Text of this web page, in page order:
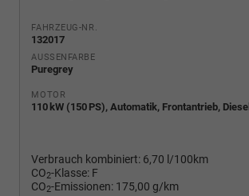
FAHRZEUG-NR.
132017
AUSSENFARBE
Puregrey
MOTOR
110 kW (150 PS), Automatik, Frontantrieb, Diesel
Verbrauch kombiniert: 6,70 l/100km
CO2-Klasse: F
CO2-Emissionen: 175,00 g/km